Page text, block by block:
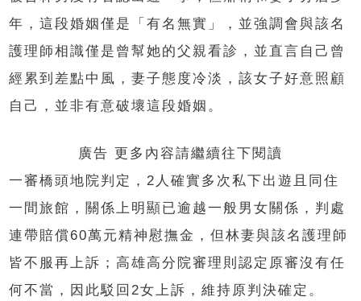
年，這段婚姻僅是「有名無實」，並強調會與該名
護理師相識僅是曾幫她的父親看診，並直言自己曾
經累到差點中風，妻子態度冷淡，該女子好意照顧
自己，並非有意破壞這段婚姻。
廣告 更多內容請繼續往下閱讀
一審橋頭地院判定，2人確實多次私下出遊且同住
一間旅館，關係上明顯已逾越一般男女關係，判處
連帶賠償60萬元精神慰撫金，但林妻與該名護理師
皆不服再上訴；高雄高分院審理則認定原審沒有任
何不當，因此駁回2女上訴，維持原判決確定。